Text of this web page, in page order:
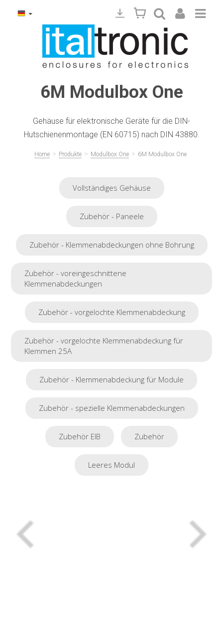
6M Modulbox One
Gehäuse für elektronische Geräte für die DIN-
Hutschienenmontage (EN 60715) nach DIN 43880.
Home > Produkte > Modulbox One > 6M Modulbox One
Vollständiges Gehäuse
Zubehör - Paneele
Zubehör - Klemmenabdeckungen ohne Bohrung
Zubehör - voreingeschnittene
Klemmenabdeckungen
Zubehör - vorgelochte Klemmenabdeckung
Zubehör - vorgelochte Klemmenabdeckung für
Klemmen 25A
Zubehör - Klemmenabdeckung für Module
Zubehör - spezielle Klemmenabdeckungen
Zubehör EIB Zubehör
Leeres Modul